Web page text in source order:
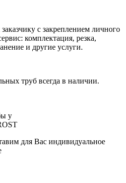
с закреплением личного
комплектация, резка,
и другие услуги.
труб всегда в наличии.
у
для Вас индивидуальное